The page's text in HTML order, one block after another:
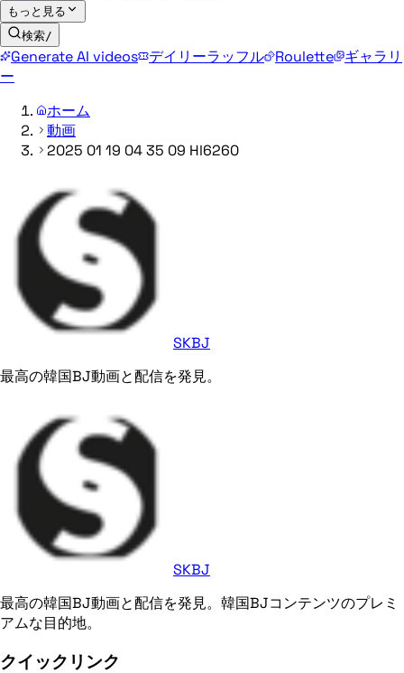
もっと見る
検索/
Generate AI videos デイリーラッフル Roulette
ギャラリ
ー
ホーム
動画
2025 01 19 04 35 09 Hl6260
SKBJ
最高の韓国BJ動画と配信を発見。
SKBJ
最高の韓国BJ動画と配信を発見。韓国BJコンテンツのプレミ
アムな目的地。
クイックリンク